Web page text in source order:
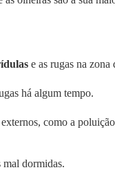
e as rugas na
há algum tempo.
como a
mal dormidas.